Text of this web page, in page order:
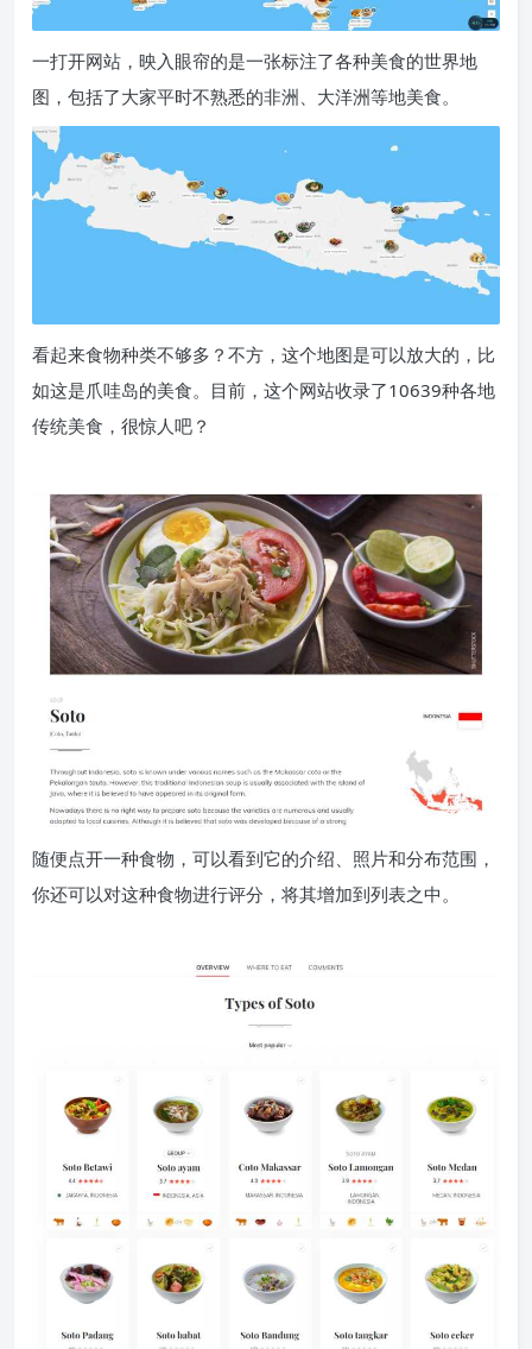
一打开网站，映入眼帘的是一张标注了各种美食的世界地
图，包括了大家平时不熟悉的非洲、大洋洲等地美食。
看起来食物种类不够多？不方，这个地图是可以放大的，比
如这是爪哇岛的美食。目前，这个网站收录了10639种各地
传统美食，很惊人吧？
随便点开一种食物，可以看到它的介绍、照片和分布范围，
你还可以对这种食物进行评分，将其增加到列表之中。